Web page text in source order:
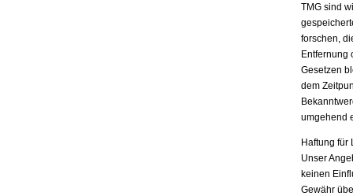
TMG sind
forschen,
Entfernung
Gesetzen
dem
umgehend
Haftung für
Unser
keinen
Gewähr